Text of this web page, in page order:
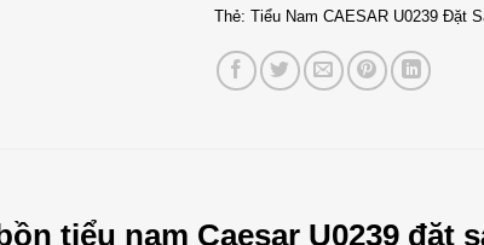
Thẻ:Tiểu Nam CAESAR U0239 Đặt
tiểu nam Caesar U0239 đặt